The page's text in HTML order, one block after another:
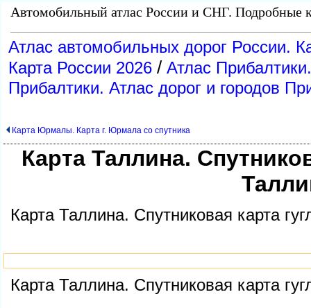
Автомобильный атлас России и СНГ. Подробные
Атлас автомобильных дорог России.
Карта России 2026 / Атлас
Прибалтики. Атлас дорог и городов
Карта Юрмалы. Карта г. Юрмала со спутника
Карта Таллина.
Карта Таллина. Спутниковая карта
Карта Таллина. Спутниковая карта